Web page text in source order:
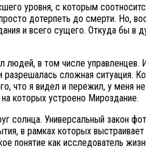
уровня, с которым
дотерпеть до смерти. Но,
и всего сущего. Откуда бы в
людей, в том числе
сложная ситуация.
что я видел и пережил, у меня
которых устроено Мироздание.
солнца. Универсальный закон
в рамках которых
понятие как исследователь